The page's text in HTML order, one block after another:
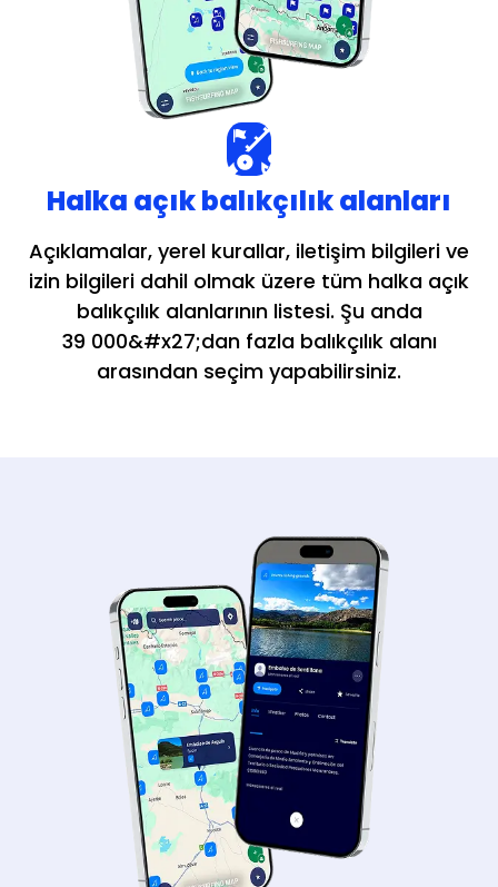
Halka açık balıkçılık alanları
Açıklamalar, yerel kurallar, iletişim bilgileri ve
izin bilgileri dahil olmak üzere tüm halka açık
balıkçılık alanlarının listesi. Şu anda
39 000&#x27;dan fazla balıkçılık alanı
arasından seçim yapabilirsiniz.